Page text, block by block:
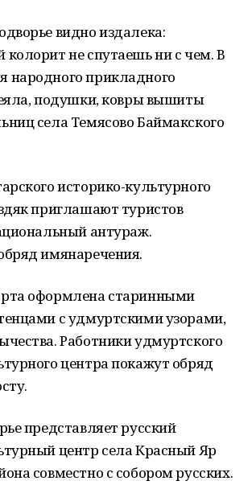
видно издалека:
не спутаешь ни с чем. В
народного прикладного
подушки, ковры вышиты
села Темясово Баймакского
историко-культурного
приглашают туристов
антураж.
имянаречения.
оформлена старинными
с удмуртскими узорами,
Работники удмуртского
центра покажут обряд
представляет русский
центр села Красный Яр
совместно с собором русских.